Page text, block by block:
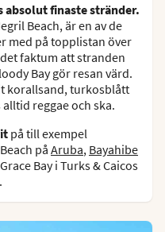
absolut finaste stränder.
Beach, är en av de
med på topplistan över
faktum att stranden
Bay gör resan värd.
korallsand, turkosblått
reggae och ska.
på till exempel
påAruba, Bayahibe
Bay i Turks & Caicos